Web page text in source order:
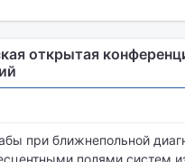
открытая
при ближнепольной
полями систем